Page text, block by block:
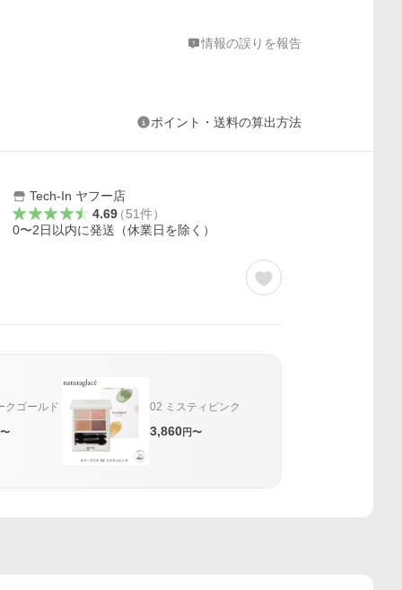
情報の誤りを報告
ポイント・送料の算出方法
Tech-In ヤフー店
4.69（51件）
0〜2日以内に発送（休業日を除く）
クゴールド 02 ミスティピンク
3,860円〜